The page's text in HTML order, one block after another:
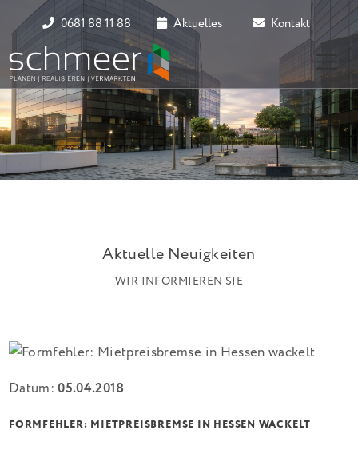
0681 88 11 88 Aktuelles Kontakt
Aktuelle Neuigkeiten
WIR INFORMIEREN SIE
Datum:05.04.2018
FORMFEHLER: MIETPREISBREMSE IN HESSEN WACKELT